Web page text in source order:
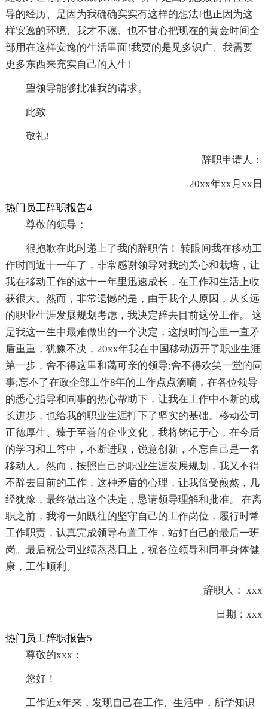
导的经历、是因为我确确实实有这样的想法!也正因为这
样安逸的环境、我才不愿、也不甘心把现在的黄金时间全
部用在这样安逸的生活里面!我要的是见多识广、我需要
更多东西来充实自己的人生!
望领导能够批准我的请求。
此致
敬礼!
辞职申请人：
20xx年xx月xx日
热门员工辞职报告4
尊敬的领导：
很抱歉在此时递上了我的辞职信！ 转眼间我在移动工
作时间近十一年了，非常感谢领导对我的关心和栽培，让
我在移动工作的这十一年里迅速成长，在工作和生活上收
获很大。然而，非常遗憾的是，由于我个人原因，从长远
的职业生涯发展规划考虑，我决定辞去目前这份工作。 这
是我这一生中最难做出的一个决定，这段时间心里一直矛
盾重重，犹豫不决，20xx年我在中国移动迈开了职业生涯
第一步，舍不得这里和蔼可亲的领导;舍不得欢笑一堂的同
事;忘不了在政企部工作8年的工作点点滴嘀，在各位领导
的悉心指导和同事的热心帮助下，让我在工作中不断的成
长进步，也给我的职业生涯打下了坚实的基础。移动公司
正德厚生、臻于至善的企业文化，我将铭记于心，在今后
的学习和工答中，不断进取，锐意创新，不忘自己是一名
移动人。然而，按照自己的职业生涯发展规划，我又不得
不辞去目前的工作，这种矛盾的心理，让我倍受煎熬，几
经犹豫，最终做出这个决定，恳请领导理解和批准。 在离
职之前，我将一如既往的坚守自己的工作岗位，履行时常
工作职责，认真完成领导布置工作，站好自己的最后一班
岗。最后祝公司业绩蒸蒸日上，祝各位领导和同事身体健
康，工作顺利。
辞职人： xxx
日期：xxx
热门员工辞职报告5
尊敬的xxx：
您好！
工作近x年来，发现自己在工作、生活中，所学知识